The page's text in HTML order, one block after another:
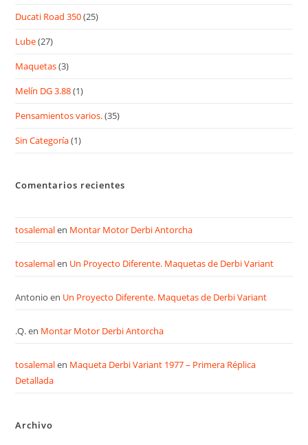
Ducati Road 350(25)
Lube(27)
Maquetas(3)
Melín DG 3.88(1)
Pensamientos varios.(35)
Sin Categoría(1)
Comentarios recientes
tosalemalen Montar Motor Derbi Antorcha
tosalemalen Un Proyecto Diferente. Maquetas de Derbi Variant
Antonio en Un Proyecto Diferente. Maquetas de Derbi Variant
.Q.en Montar Motor Derbi Antorcha
tosalemalen Maqueta Derbi Variant 1977 – Primera Réplica
Detallada
Archivo